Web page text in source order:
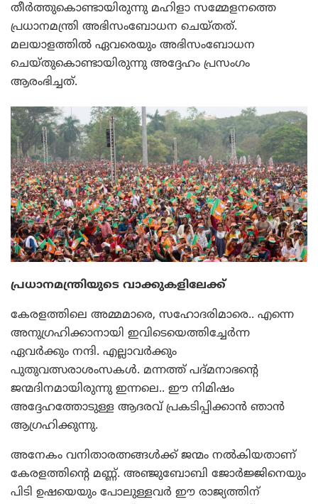
തീര്‍ത്തുകൊണ്ടായിരുന്നു മഹിളാ സമ്മേളനത്തെ
പ്രധാനമന്ത്രി അഭിസംബോധന ചെയ്തത്.
മലയാളത്തില്‍ ഏവരെയും അഭിസംബോധന
ചെയ്തുകൊണ്ടായിരുന്നു അദ്ദേഹം പ്രസംഗം
ആരംഭിച്ചത്.
പ്രധാനമന്ത്രിയുടെ വാക്കുകളിലേക്ക്
കേരളത്തിലെ അമ്മമാരെ, സഹോദരിമാരെ.. എന്നെ
അനുഗ്രഹിക്കാനായി ഇവിടെയെത്തിച്ചേര്‍ന്ന
ഏവര്‍ക്കും നന്ദി. എല്ലാവര്‍ക്കും
പുതുവത്സരാശംസകള്‍. മന്നത്ത് പദ്മനാഭന്റെ
ജന്മദിനമായിരുന്നു ഇന്നലെ.. ഈ നിമിഷം
അദ്ദേഹത്തോടുള്ള ആദരവ് പ്രകടിപ്പിക്കാന്‍ ഞാന്‍
ആഗ്രഹിക്കുന്നു.
അനേകം വനിതാരത്നങ്ങള്‍ക്ക് ജന്മം നല്‍കിയതാണ്
കേരളത്തിന്റെ മണ്ണ്. അഞ്ജുബോബി ജോര്‍ജ്ജിനെയും
പിടി ഉഷയെയും പോലുള്ളവര്‍ ഈ രാജ്യത്തിന്